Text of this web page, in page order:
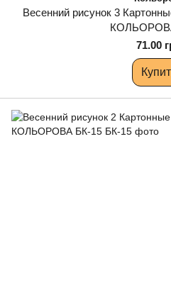
Весенний рисунок 3
71.00